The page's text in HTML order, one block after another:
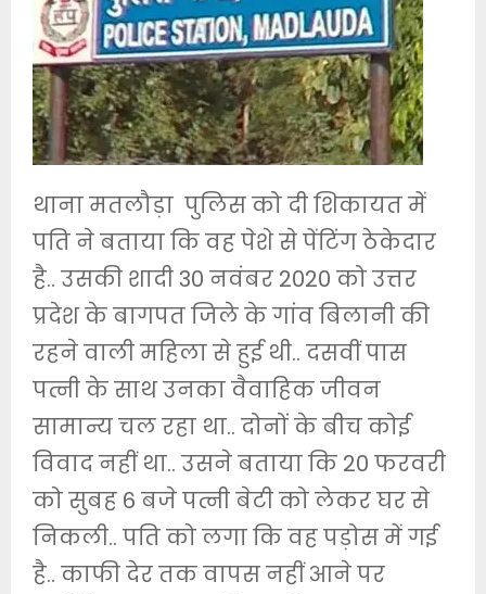
थाना मतलौड़ा पुलिस को दी शिकायत में
पति ने बताया कि वह पेशे से पेंटिंग ठेकेदार
है.. उसकी शादी 30 नवंबर 2020 को उत्तर
प्रदेश के बागपत जिले के गांव बिलानी की
रहने वाली महिला से हुई थी.. दसवीं पास
पत्नी के साथ उनका वैवाहिक जीवन
सामान्य चल रहा था.. दोनों के बीच कोई
विवाद नहीं था.. उसने बताया कि 20 फरवरी
को सुबह 6 बजे पत्नी बेटी को लेकर घर से
निकली.. पति को लगा कि वह पड़ोस में गई
है.. काफी देर तक वापस नहीं आने पर